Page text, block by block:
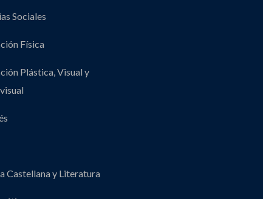
Sociales
Física
Plástica, Visual y
Castellana y Literatura